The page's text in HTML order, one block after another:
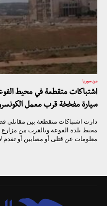
من سوريا
اشتباكات متقطعة في محيط
سيارة مفخخة قرب معمل
دارت اشتباكات متقطعة بين مقاتلي
محيط بلدة الفوعة وبالقرب من
معلومات عن قتلى أو مصابين أو تقدم